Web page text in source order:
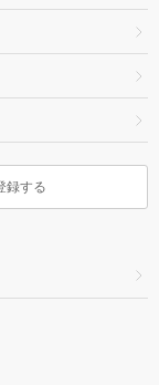
録する